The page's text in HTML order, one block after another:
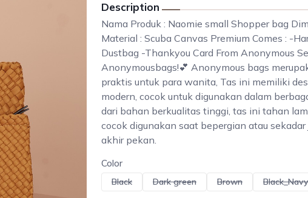
Description
Nama Produk : Naomie small Shopper bag
Material : Scuba Canvas Premium Comes : -
Dustbag -Thankyou Card From Anonymous
Anonymousbags!💕 Anonymous bags
praktis untuk para wanita, Tas ini memiliki
modern, cocok untuk digunakan dalam
dari bahan berkualitas tinggi, tas ini tahan
cocok digunakan saat bepergian atau
akhir pekan.
Color
Black Dark green Brown Black_Navy